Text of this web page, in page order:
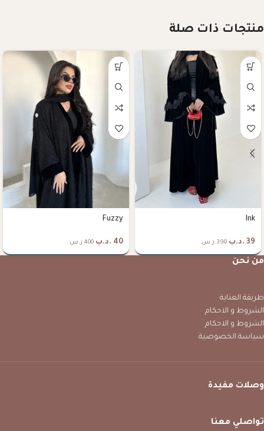
منتجات ذات صلة
Ink
39 .د.ب 390 ر.س
Fuzzy
40 .د.ب 400 ر.س
من نحن
طريقة العناية
الشروط و الاحكام
الشروط و الاحكام
سياسة الخصوصية
وصلات مفيدة
تواصلي معنا